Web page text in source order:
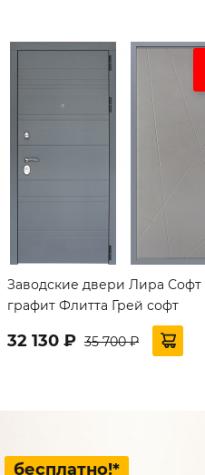
Заводские двери Лира Софт
графит Флитта Грей софт
32 130 ₽ 35 700 ₽
бесплатно!*